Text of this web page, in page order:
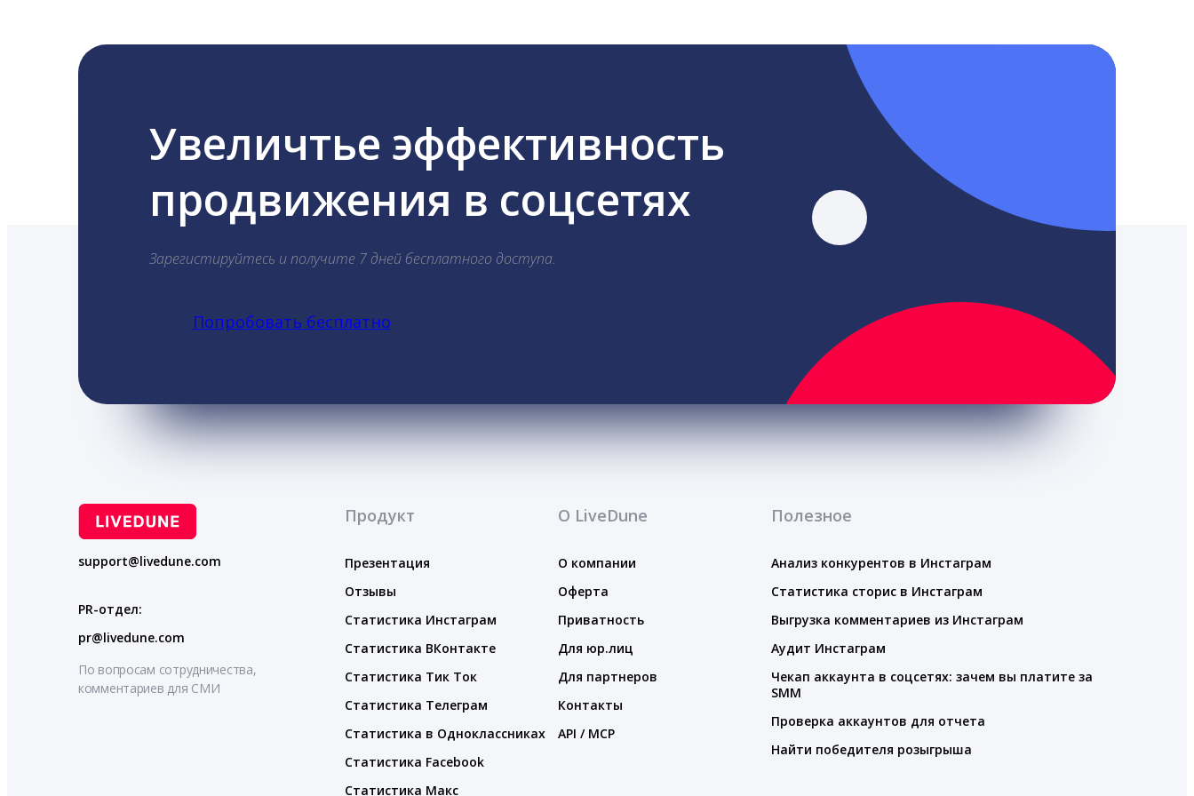
Увеличтье эффективность
продвижения в соцсетях
Зарегистируйтесь и получите 7 дней бесплатного доступа.
Попробовать бесплатно
support@livedune.com
PR-отдел:
pr@livedune.com
По вопросам сотрудничества,
комментариев для СМИ
Продукт
Презентация
Отзывы
Статистика Инстаграм
Статистика ВКонтакте
Статистика Тик Ток
Статистика Телеграм
Статистика в Одноклассниках
Статистика Facebook
Статистика Макс
О LiveDune
О компании
Оферта
Приватность
Для юр.лиц
Для партнеров
Контакты
API / MCP
Полезное
Анализ конкурентов в Инстаграм
Статистика сторис в Инстаграм
Выгрузка комментариев из Инстаграм
Аудит Инстаграм
Чекап аккаунта в соцсетях: зачем вы платите за
SMM
Проверка аккаунтов для отчета
Найти победителя розыгрыша